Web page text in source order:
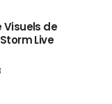
Visuels de
Live